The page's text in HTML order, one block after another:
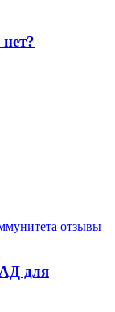
отзывы
для